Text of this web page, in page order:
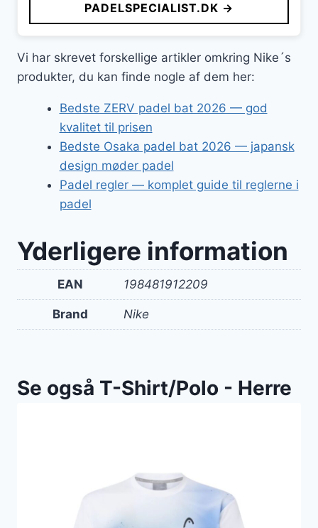
PADELSPECIALIST.DK →
Vi har skrevet forskellige artikler omkring Nike´s
produkter, du kan finde nogle af dem her:
Bedste ZERV padel bat 2026 — god
kvalitet til prisen
Bedste Osaka padel bat 2026 — japansk
design møder padel
Padel regler — komplet guide til reglerne i
padel
Yderligere information
EAN 198481912209
Brand Nike
Se også T-Shirt/Polo - Herre